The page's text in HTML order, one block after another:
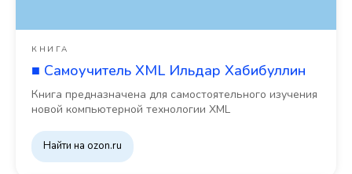
КНИГА
■ Самоучитель XML Ильдар Хабибуллин
Книга предназначена для самостоятельного изучения
новой компьютерной технологии XML
Найти на ozon.ru